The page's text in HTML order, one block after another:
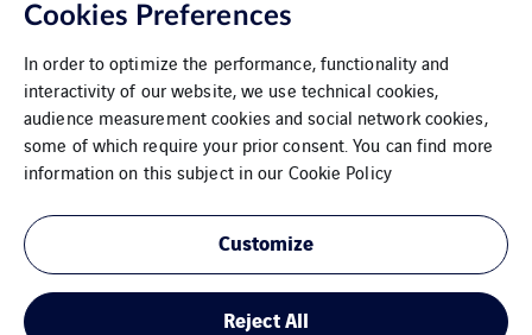
Contact
Data protection
Imprint
Cookies Preferences
In order to optimize the performance, functionality and
interactivity of our website, we use technical cookies,
audience measurement cookies and social network cookies,
some of which require your prior consent. You can find more
information on this subject in our Cookie Policy
Customize
Reject All